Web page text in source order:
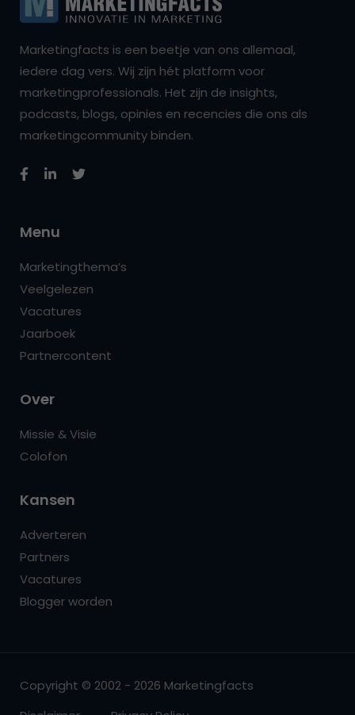
Marketingfacts is een beetje van ons allemaal,
iedere dag vers. Wij zijn hét platform voor
marketingprofessionals. Het zijn de insights,
podcasts, blogs, opinies en recencies die ons als
marketingcommunity binden.
Menu
Marketingthema’s
Veelgelezen
Vacatures
Jaarboek
Partnercontent
Over
Missie & Visie
Colofon
Kansen
Adverteren
Partners
Vacatures
Blogger worden
Copyright © 2002 - 2026 Marketingfacts